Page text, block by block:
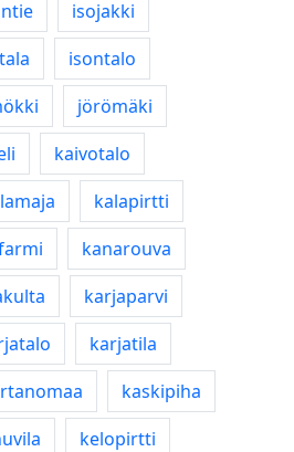
isojakki
isontalo
jörömäki
kaivotalo
kalapirtti
kanarouva
karjaparvi
karjatila
kaskipiha
kelopirtti